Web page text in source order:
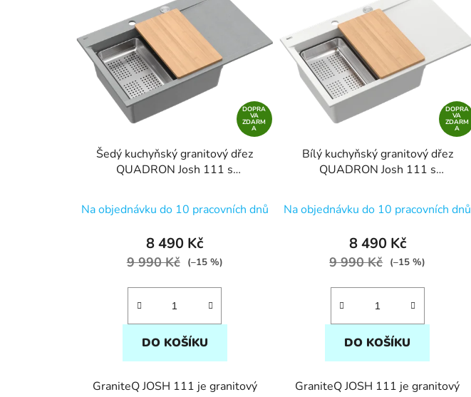
DOPRA
VA
ZDARM
A
Šedý kuchyňský granitový dřez
QUADRON Josh 111 s
Na objednávku do 10 pracovních dnů
8 490 Kč
9 990 Kč (–15 %)
DO KOŠÍKU
GraniteQ JOSH 111 je granitový
DOPRA
VA
ZDARM
A
Bílý kuchyňský granitový dřez
QUADRON Josh 111 s
Na objednávku do 10 pracovních dnů
8 490 Kč
9 990 Kč (–15 %)
DO KOŠÍKU
GraniteQ JOSH 111 je granitový